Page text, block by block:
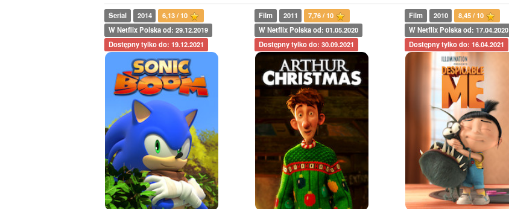
Serial 2014
6,13 / 10
W Netflix Polska od: 29.12.2019
Dostępny tylko do: 19.12.2021
Film 2011
7,76 / 10
W Netflix Polska od: 01.05.2020
Dostępny tylko do: 30.09.2021
Film 2010
8,45 / 10
W Netflix Polska od: 17.04.2020
Dostępny tylko do: 16.04.2021